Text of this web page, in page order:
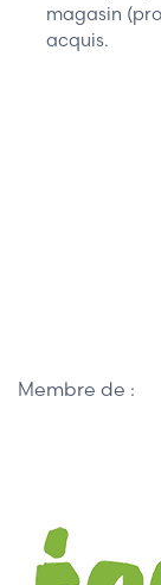
magasin
acquis.
Membre de :